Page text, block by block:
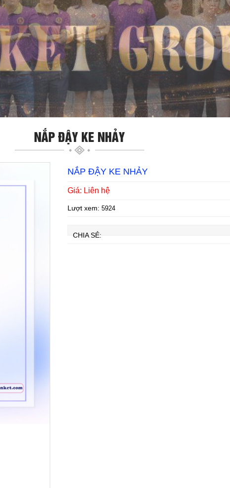
NẮP ĐẬY KE NHẢY
NẮP ĐẬY KE NHẢY
Giá: Liên hệ
Lượt xem: 5924
CHIA SẺ: